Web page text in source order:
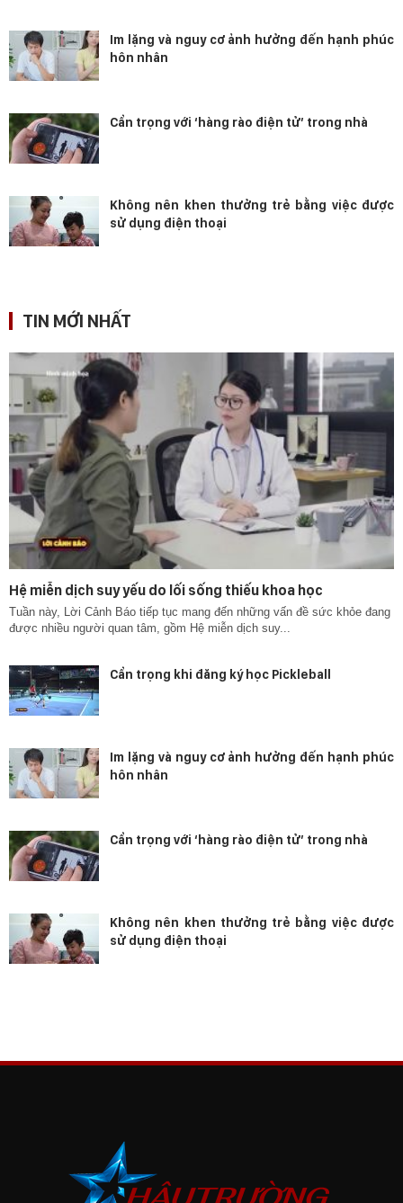
Im lặng và nguy cơ ảnh hưởng đến hạnh phúc
hôn nhân
Cẩn trọng với ‘hàng rào điện tử’ trong nhà
Không nên khen thưởng trẻ bằng việc được
sử dụng điện thoại
TIN MỚI NHẤT
Hệ miễn dịch suy yếu do lối sống thiếu khoa học
Tuần này, Lời Cảnh Báo tiếp tục mang đến những vấn đề sức khỏe đang
được nhiều người quan tâm, gồm Hệ miễn dịch suy...
Cẩn trọng khi đăng ký học Pickleball
Im lặng và nguy cơ ảnh hưởng đến hạnh phúc
hôn nhân
Cẩn trọng với ‘hàng rào điện tử’ trong nhà
Không nên khen thưởng trẻ bằng việc được
sử dụng điện thoại